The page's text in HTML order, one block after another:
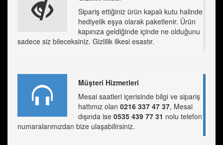
Sipariş ettiğiniz ürün kapalı kutu halinde
hediyelik eşya olarak paketlenir. Ürün
kapınıza geldiğinde içinde ne olduğunu
sadece siz bileceksiniz. Gizlilik ilkesi esastır.
Müşteri Hizmetleri
Mesai saatleri içerisinde bilgi ve sipariş
hattımız olan 0216 337 47 37, Mesai
dışında ise 0535 439 77 31 nolu telefon
numaralarımızdan bize ulaşabilirsiniz.